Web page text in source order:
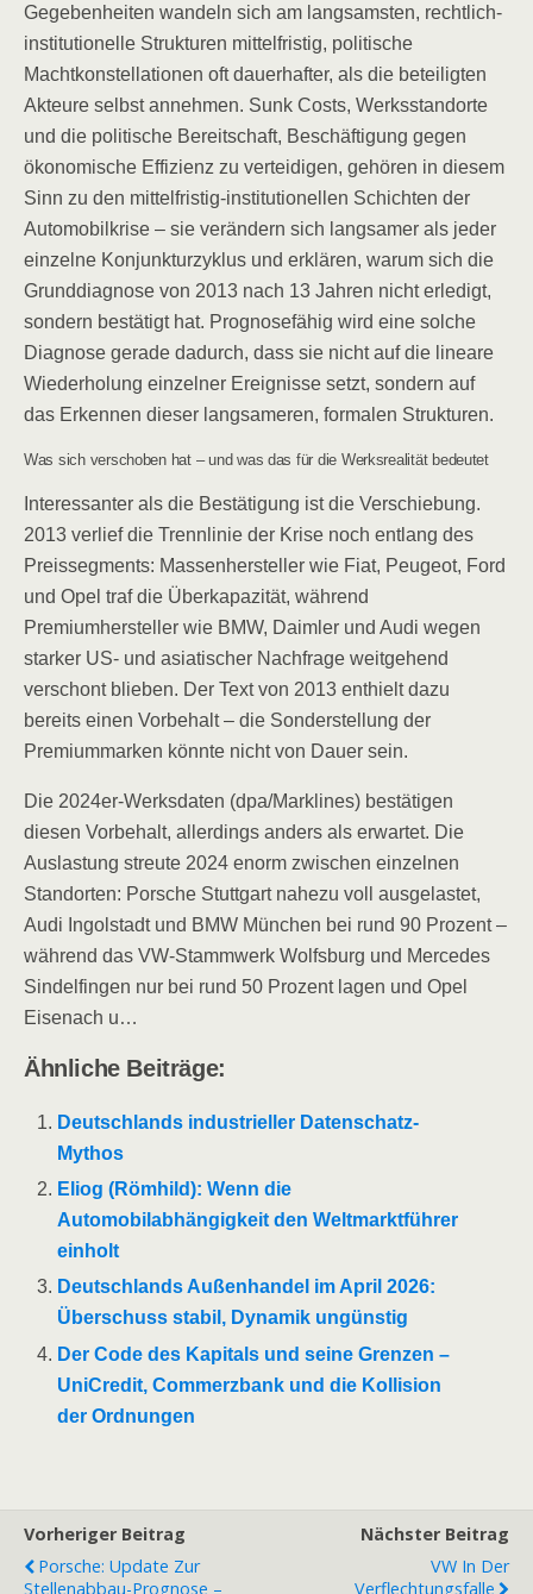
Gegebenheiten wandeln sich am langsamsten, rechtlich-
institutionelle Strukturen mittelfristig, politische
Machtkonstellationen oft dauerhafter, als die beteiligten
Akteure selbst annehmen. Sunk Costs, Werksstandorte
und die politische Bereitschaft, Beschäftigung gegen
ökonomische Effizienz zu verteidigen, gehören in diesem
Sinn zu den mittelfristig-institutionellen Schichten der
Automobilkrise – sie verändern sich langsamer als jeder
einzelne Konjunkturzyklus und erklären, warum sich die
Grunddiagnose von 2013 nach 13 Jahren nicht erledigt,
sondern bestätigt hat. Prognosefähig wird eine solche
Diagnose gerade dadurch, dass sie nicht auf die lineare
Wiederholung einzelner Ereignisse setzt, sondern auf
das Erkennen dieser langsameren, formalen Strukturen.
Was sich verschoben hat – und was das für die Werksrealität bedeutet
Interessanter als die Bestätigung ist die Verschiebung.
2013 verlief die Trennlinie der Krise noch entlang des
Preissegments: Massenhersteller wie Fiat, Peugeot, Ford
und Opel traf die Überkapazität, während
Premiumhersteller wie BMW, Daimler und Audi wegen
starker US- und asiatischer Nachfrage weitgehend
verschont blieben. Der Text von 2013 enthielt dazu
bereits einen Vorbehalt – die Sonderstellung der
Premiummarken könnte nicht von Dauer sein.
Die 2024er-Werksdaten (dpa/Marklines) bestätigen
diesen Vorbehalt, allerdings anders als erwartet. Die
Auslastung streute 2024 enorm zwischen einzelnen
Standorten: Porsche Stuttgart nahezu voll ausgelastet,
Audi Ingolstadt und BMW München bei rund 90 Prozent –
während das VW-Stammwerk Wolfsburg und Mercedes
Sindelfingen nur bei rund 50 Prozent lagen und Opel
Eisenach u…
Ähnliche Beiträge:
Deutschlands industrieller Datenschatz-
Mythos
Eliog (Römhild): Wenn die
Automobilabhängigkeit den Weltmarktführer
einholt
Deutschlands Außenhandel im April 2026:
Überschuss stabil, Dynamik ungünstig
Der Code des Kapitals und seine Grenzen –
UniCredit, Commerzbank und die Kollision
der Ordnungen
Vorheriger Beitrag
Porsche: Update Zur
Stellenabbau-Prognose –
Nächster Beitrag
VW In Der
Verflechtungsfalle